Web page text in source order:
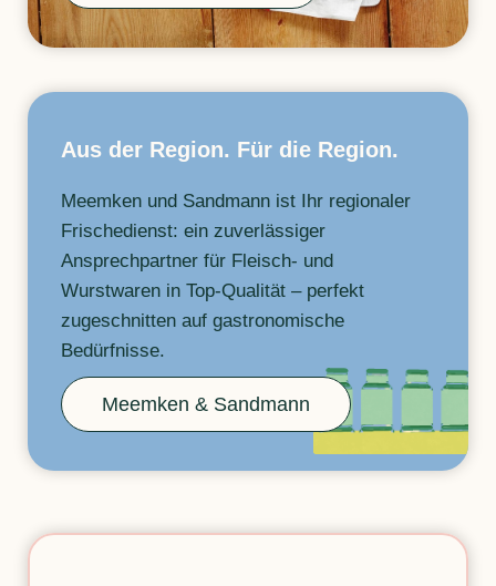
Aus der Region. Für die Region.
Meemken und Sandmann ist Ihr regionaler
Frischedienst: ein zuverlässiger
Ansprechpartner für Fleisch- und
Wurstwaren in Top-Qualität – perfekt
zugeschnitten auf gastronomische
Bedürfnisse.
Meemken & Sandmann